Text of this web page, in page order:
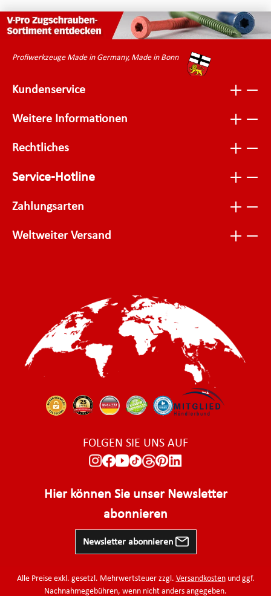
Profiwerkzeuge Made in Germany, Made in Bonn
Kundenservice
Weitere Informationen
Rechtliches
Service-Hotline
Zahlungsarten
Weltweiter Versand
FOLGEN SIE UNS AUF
Hier können Sie unser Newsletter
abonnieren
Newsletter abonnieren
Alle Preise exkl. gesetzl. Mehrwertsteuer zzgl. Versandkostenund ggf.
Nachnahmegebühren, wenn nicht anders angegeben.